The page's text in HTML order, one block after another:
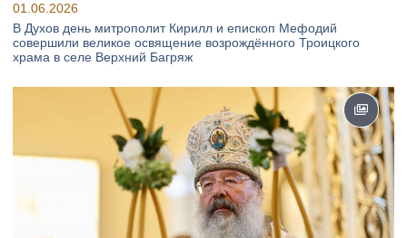
01.06.2026
В Духов день митрополит Кирилл и епископ Мефодий
совершили великое освящение возрождённого Троицкого
храма в селе Верхний Багряж